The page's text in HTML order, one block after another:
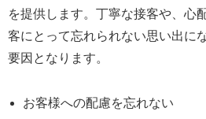
を提供します。丁寧な接客や、心
客にとって忘れられない思い出に
要因となります。
お客様への配慮を忘れない